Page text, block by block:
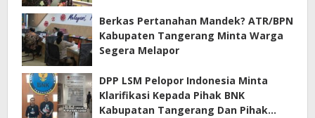
Berkas Pertanahan Mandek? ATR/BPN
Kabupaten Tangerang Minta Warga
Segera Melapor
DPP LSM Pelopor Indonesia Minta
Klarifikasi Kepada Pihak BNK
Kabupatan Tangerang Dan Pihak